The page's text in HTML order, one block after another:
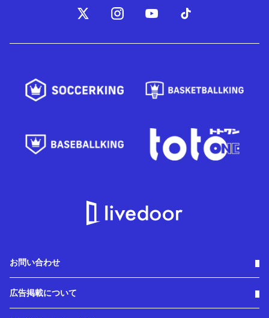
お問い合わせ
広告掲載について